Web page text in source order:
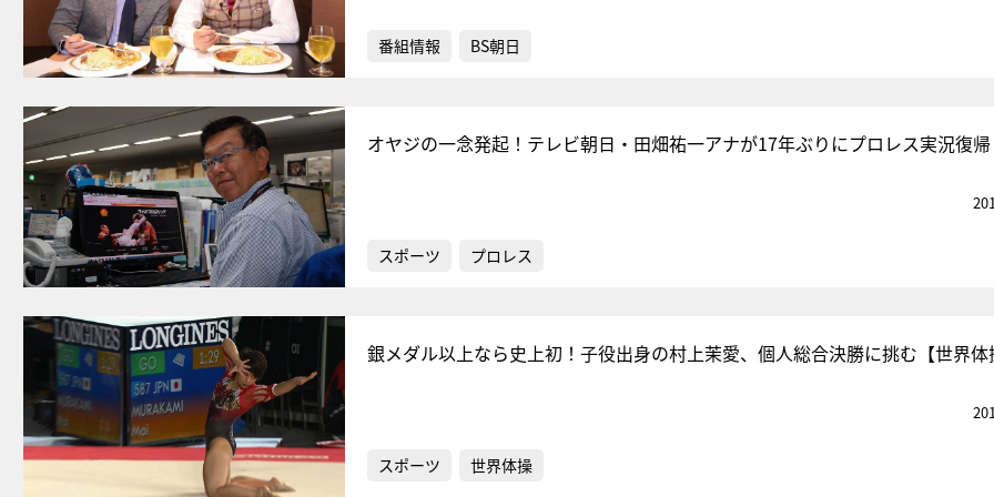
番組情報 BS朝日
オヤジの一念発起！テレビ朝日・田畑祐一アナが17年ぶりにプロレス実況復帰
スポーツ プロレス
銀メダル以上なら史上初！子役出身の村上茉愛、個人総合決勝に挑む【世界体
スポーツ 世界体操